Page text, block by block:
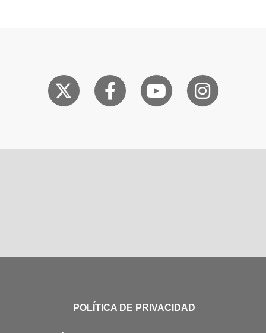
POLÍTICA DE PRIVACIDAD